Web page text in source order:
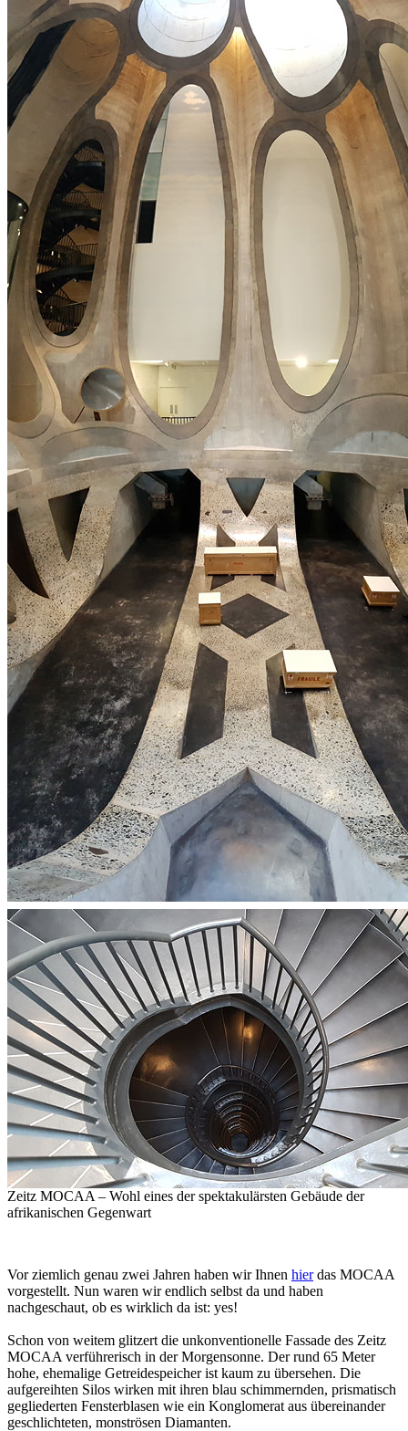
Zeitz MOCAA – Wohl eines der spektakulärsten Gebäude der
afrikanischen Gegenwart
Vor ziemlich genau zwei Jahren haben wir Ihnen hierdas MOCAA
vorgestellt. Nun waren wir endlich selbst da und haben
nachgeschaut, ob es wirklich da ist: yes!
Schon von weitem glitzert die unkonventionelle Fassade des Zeitz
MOCAA verführerisch in der Morgensonne. Der rund 65 Meter
hohe, ehemalige Getreidespeicher ist kaum zu übersehen. Die
aufgereihten Silos wirken mit ihren blau schimmernden, prismatisch
gegliederten Fensterblasen wie ein Konglomerat aus übereinander
geschlichteten, monströsen Diamanten.